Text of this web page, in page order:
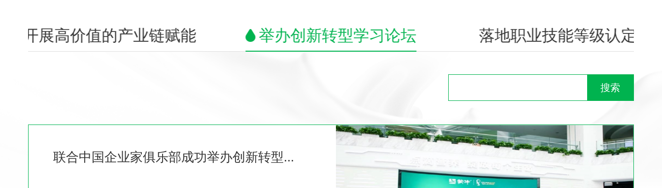
开展高价值的产业链赋能 举办创新转型学习论坛 落地职业技能等级认定
搜索
联合中国企业家俱乐部成功举办创新转型...